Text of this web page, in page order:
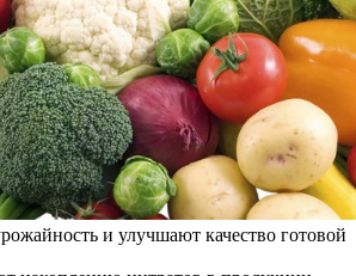
и улучшают качество готовой